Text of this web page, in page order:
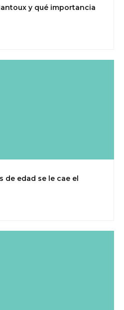
y qué importancia
de edad se le cae el